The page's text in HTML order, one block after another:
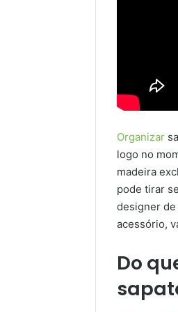
Organizar
logo no
madeira
pode tirar
designer de
acessório,
Do